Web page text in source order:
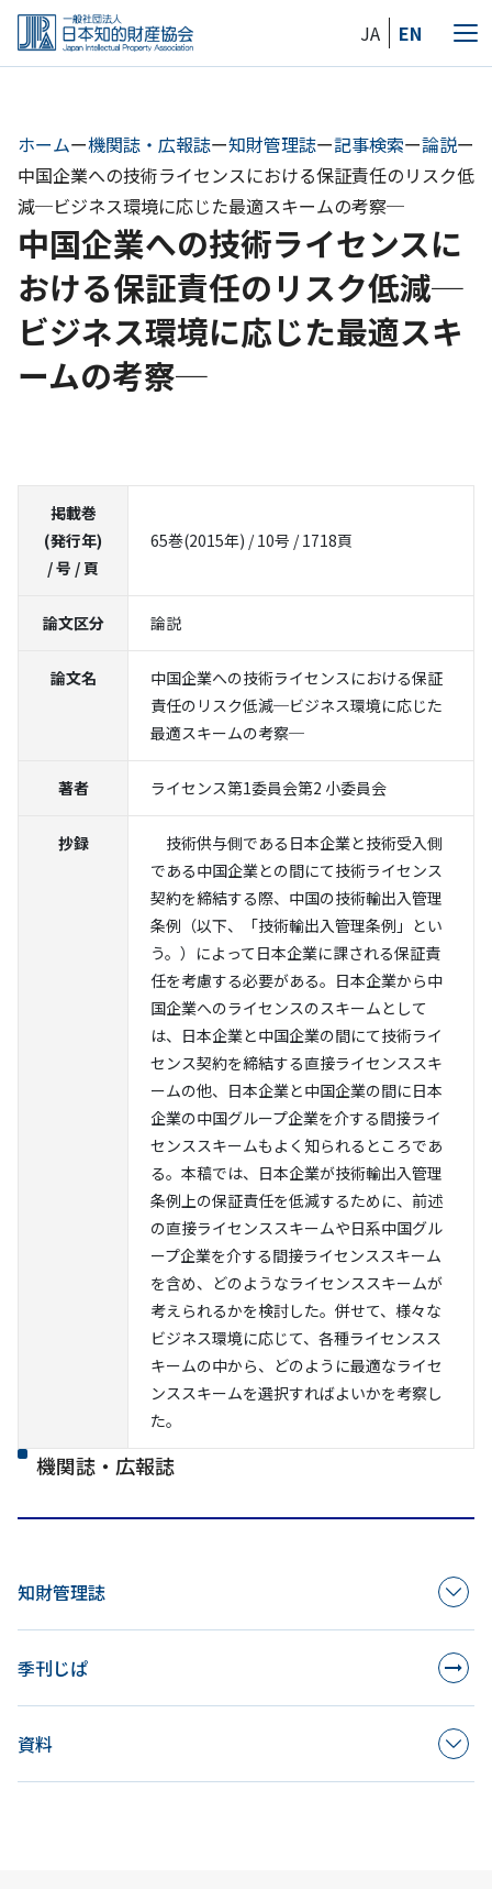
Skip
the
JA EN
メ
ー
ホームー機関誌・広報誌ー知財管理誌ー記事検索ー論説ー
中国企業への技術ライセンスにおける保証責任のリスク低
減─ビジネス環境に応じた最適スキームの考察─
中国企業への技術ライセンスに
おける保証責任のリスク低減─
ビジネス環境に応じた最適スキ
ームの考察─
掲載巻
(発行年)
/ 号 / 頁
65巻(2015年) / 10号 / 1718頁
論文区分 論説
論文名
中国企業への技術ライセンスにおける保証
責任のリスク低減─ビジネス環境に応じた
最適スキームの考察─
著者 ライセンス第1委員会第2 小委員会
抄録
技術供与側である日本企業と技術受入側
である中国企業との間にて技術ライセンス
契約を締結する際、中国の技術輸出入管理
条例（以下、「技術輸出入管理条例」とい
う。）によって日本企業に課される保証責
任を考慮する必要がある。日本企業から中
国企業へのライセンスのスキームとして
は、日本企業と中国企業の間にて技術ライ
センス契約を締結する直接ライセンススキ
ームの他、日本企業と中国企業の間に日本
企業の中国グループ企業を介する間接ライ
センススキームもよく知られるところであ
る。本稿では、日本企業が技術輸出入管理
条例上の保証責任を低減するために、前述
の直接ライセンススキームや日系中国グル
ープ企業を介する間接ライセンススキーム
を含め、どのようなライセンススキームが
考えられるかを検討した。併せて、様々な
ビジネス環境に応じて、各種ライセンスス
キームの中から、どのように最適なライセ
ンススキームを選択すればよいかを考察し
た。
機関誌・広報誌
知財管理誌
季刊じぱ
資料